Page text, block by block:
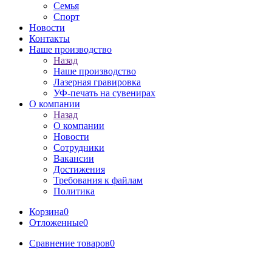
Семья
Спорт
Новости
Контакты
Наше производство
Назад
Наше производство
Лазерная гравировка
УФ-печать на сувенирах
О компании
Назад
О компании
Новости
Сотрудники
Вакансии
Достижения
Требования к файлам
Политика
Корзина0
Отложенные0
Сравнение товаров0